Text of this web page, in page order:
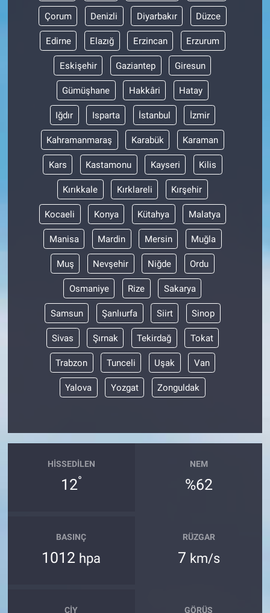
Çorum Denizli Diyarbakır Düzce
Edirne Elazığ Erzincan Erzurum
Eskişehir Gaziantep Giresun
Gümüşhane Hakkâri Hatay
Iğdır Isparta İstanbul İzmir
Kahramanmaraş Karabük Karaman
Kars Kastamonu Kayseri Kilis
Kırıkkale Kırklareli Kırşehir
Kocaeli Konya Kütahya Malatya
Manisa Mardin Mersin Muğla
Muş Nevşehir Niğde Ordu
Osmaniye Rize Sakarya
Samsun Şanlıurfa Siirt Sinop
Sivas Şırnak Tekirdağ Tokat
Trabzon Tunceli Uşak Van
Yalova Yozgat Zonguldak
HISSEDILEN
12°
NEM
%62
BASINÇ
1012 hpa
RÜZGAR
7 km/s
ÇIY GÖRÜŞ